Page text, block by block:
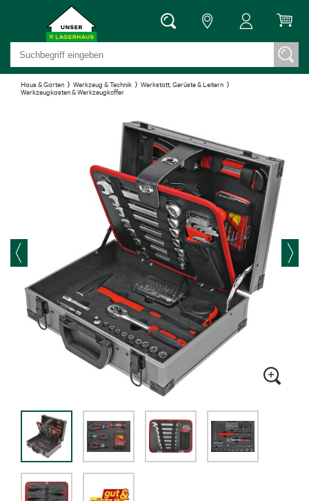
Haus & Garten Werkzeug & Technik
Werkstatt, Gerüste & Leitern
Werkzeugkasten & Werkzeugkoffer